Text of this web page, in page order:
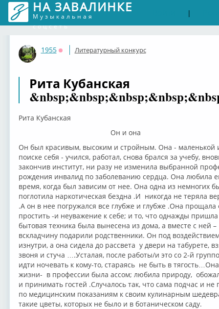
НА ЗАВАЛИНКЕ
Музыкальная
соцсеть
|
1955
Оффлайн
Литературный конкурс
Рита Кубанская
Рита Кубанская
Он и она
Он был красивым, высоким и стройным. Она - маленькой
поиске себя - учился, работал, снова брался за учебу,
закончив институт, ни разу не изменила выбранной
рождения инвалид по заболеванию сердца. Она любила
время, когда был зависим от нее. Она одна из немногих
поглотила наркотическая бездна .И никогда не теряла
.А он в нее погружался все глубже и глубже .Она
простить -и неуважение к себе; и то, что однажды
бытовая техника была вынесена из дома, а вместе с ней
вскладчину подарили родственники. Он под
изнутри, а она сидела до рассвета у двери на табурете,
звоня и стуча ….Усталая, после работы/и это со 2-й
идти ночевать к кому-то, стараясь не быть в
жизни- в профессии была ассом; любила природу,
и принимать гостей .Случалось так, что сама подчас и
по медицинским показаниям к своим кулинарным
такие цветы, которых не было и в ботаническом саду.